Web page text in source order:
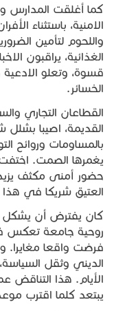
كما أغلقت المدارس
الامنية، باستثناء
واللحوم لتأمين
الغذائية، يراقبون
قسوة، وتعلو
الخسائر.
القطاعان التجاري
القديمة، اصيبا
بالمساومات وروائح
يغمرها الصمت.
حضور أمنى مكثف يزيد
العتيق شريكا في هذا
كان يفترض أن يشكل
روحية جامعة تعكس
فرضت واقعا مغايرا.
الديني وثقل
الأيام. هذا التناقض
يبتعد كلما اقترب